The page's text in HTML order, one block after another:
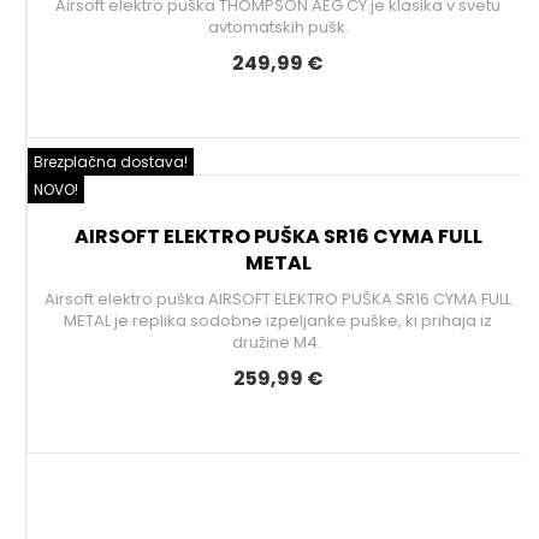
Airsoft elektro puška THOMPSON AEG CY je klasika v svetu
avtomatskih pušk.
249,99 €
NOVO!
Brezplačna dostava!
AIRSOFT ELEKTRO PUŠKA SR16 CYMA FULL
METAL
Airsoft elektro puška AIRSOFT ELEKTRO PUŠKA SR16 CYMA FULL
METAL je replika sodobne izpeljanke puške, ki prihaja iz
družine M4.
259,99 €